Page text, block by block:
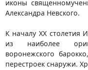
иконы
Александра Невского.
К началу XX столетия
из наиболее
воронежского
перестроек снаружи.